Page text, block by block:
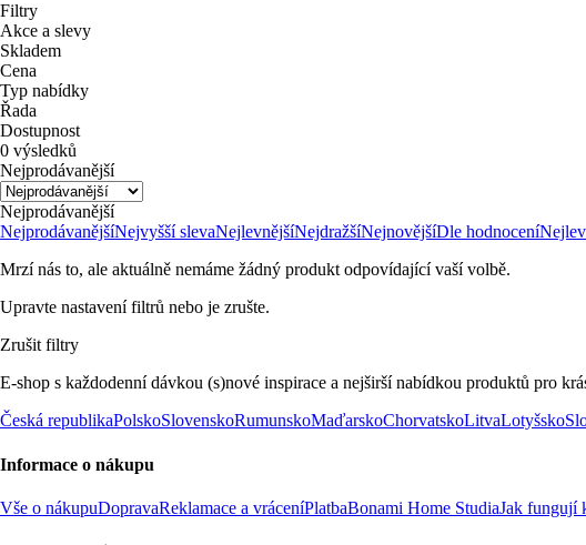
Filtry
Akce a slevy
Skladem
Cena
Typ nabídky
Řada
Dostupnost
0 výsledků
Nejprodávanější
Nejprodávanější
NejprodávanějšíNejvyšší slevaNejlevnějšíNejdražšíNejnovějšíDle hodnocení
Mrzí nás to, ale aktuálně nemáme žádný produkt odpovídající vaší volbě.
Upravte nastavení filtrů nebo je zrušte.
Zrušit filtry
E-shop s každodenní dávkou (s)nové inspirace a nejširší nabídkou produktů pro
Česká republikaPolskoSlovenskoRumunskoMaďarskoChorvatskoLitvaLotyšsko
Informace o nákupu
Vše o nákupuDopravaReklamace a vráceníPlatbaBonami Home StudiaJak fungují